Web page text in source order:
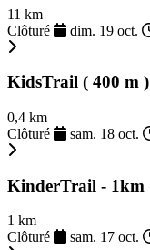
11 km
Clôturé
dim. 19 oct.
KidsTrail ( 400 m )
0,4 km
Clôturé
sam. 18 oct.
KinderTrail - 1km
1 km
Clôturé
sam. 17 oct.